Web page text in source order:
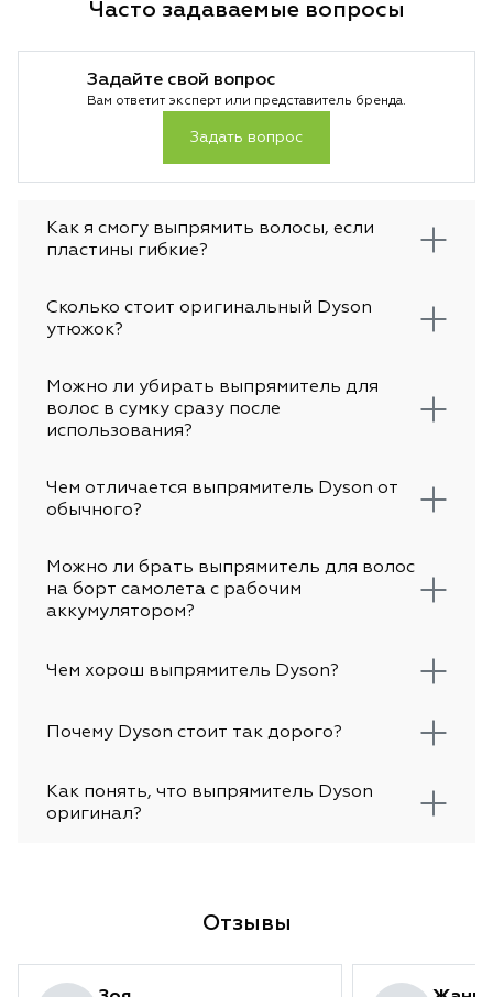
комплектации существуют, чем
производитель
температуры и
не просто
Часто задаваемые вопросы
Задайте свой вопрос
Вам ответит эксперт или представитель бренда.
Задать вопрос
Как я смогу выпрямить волосы, если
пластины гибкие?
Сколько стоит оригинальный Dyson
утюжок?
Можно ли убирать выпрямитель для
волос в сумку сразу после
использования?
Чем отличается выпрямитель Dyson от
обычного?
Можно ли брать выпрямитель для волос
на борт самолета с рабочим
аккумулятором?
Чем хорош выпрямитель Dyson?
Почему Dyson стоит так дорого?
Как понять, что выпрямитель Dyson
оригинал?
Отзывы